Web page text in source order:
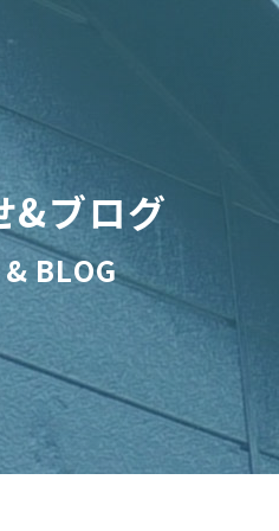
&ブログ
BLOG